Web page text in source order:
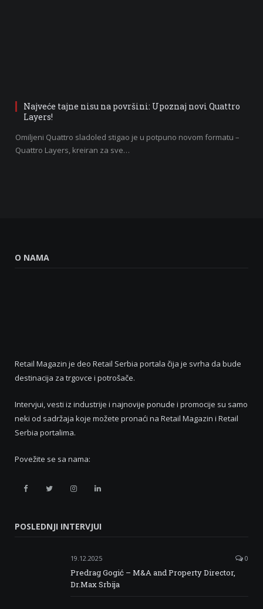
Najveće tajne nisu na površini: Upoznaj novi Quattro
Layers!
Omiljeni Quattro sladoled stigao je u potpuno novom formatu –
Quattro Layers, kreiran za sve…
O NAMA
Retail Magazin je deo Retail Serbia portala čija je svrha da bude
destinacija za trgovce i potrošače.
Intervjui, vesti iz industrije i najnovije ponude i promocije su samo
neki od sadržaja koje možete pronaći na Retail Magazin i Retail
Serbia portalima.
Povežite se sa nama:
Retail
Facebook
Retail
Twitter
Retail
Instagram
Retail
Linkedin
POSLEDNJI INTERVJUI
19.12.2025 0
Predrag Gogić – M&A and Property Director,
Dr.Max Srbija